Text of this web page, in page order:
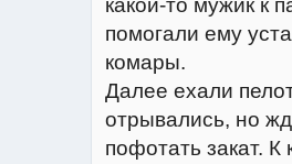
какой-то мужик к
помогали ему
комары.
Далее ехали
отрывались, но
пофотать закат.